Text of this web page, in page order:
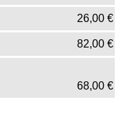
26,00€
82,00€
68,00€